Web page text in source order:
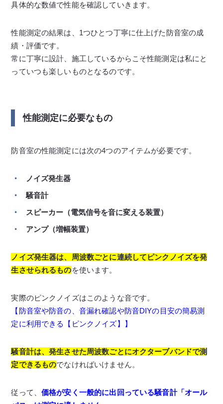
具体的な数値で性能を確認していきます。
性能測定の結果は、1つひとつ丁寧に仕上げた防音室の成
績・評価です。
常に丁寧に設計、施工しているからこそ性能測定は私にと
っていつも楽しいものとなるのです。
性能測定に必要なもの
防音室の性能測定には次の4つのアイテムが必要です。
ノイズ発生器
騒音計
スピーカー（電気信号を音に変える装置）
アンプ（増幅装置）
ノイズ発生器は、周波数ごとに連続してピンクノイズを発
生させられるものを使います。
実際のピンクノイズはこのような音です。
【防音室や防音の、音漏れ確認や防音DIYの目安の簡易測
定に利用できる【ピンクノイズ】】
騒音計は、発生させた周波数ごとにオクターブバンドで測
定できるものでなければいけません。
従って、価格が安く一般的に出回っている騒音計「オール